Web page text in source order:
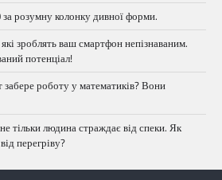
розумну колонку дивної форми.
зроблять ваш смартфон непізнаваним.
потенціал!
роботу у математиків? Вони
тільки людина страждає від спеки. Як
перегріву?